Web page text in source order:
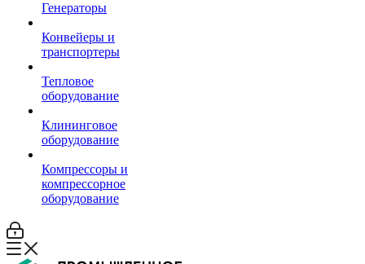
Генераторы
Конвейеры и
транспортеры
Тепловое
оборудование
Клининговое
оборудование
Компрессоры и
компрессорное
оборудование